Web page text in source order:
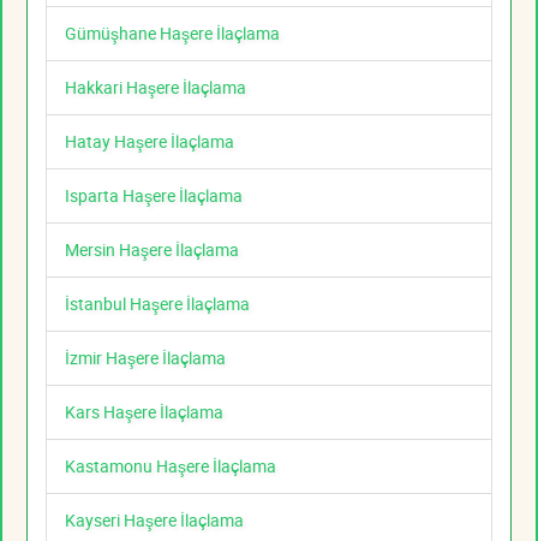
Gümüşhane Haşere İlaçlama
Hakkari Haşere İlaçlama
Hatay Haşere İlaçlama
Isparta Haşere İlaçlama
Mersin Haşere İlaçlama
İstanbul Haşere İlaçlama
İzmir Haşere İlaçlama
Kars Haşere İlaçlama
Kastamonu Haşere İlaçlama
Kayseri Haşere İlaçlama